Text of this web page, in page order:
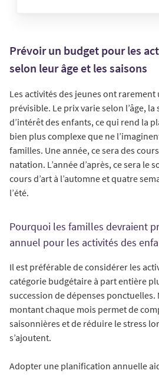
Prévoir un budget pour les
selon leur âge et les saisons
Les activités des jeunes ont rarement
prévisible. Le prix varie selon l’âge,
d’intérêt des enfants, ce qui rend la
bien plus complexe que ne
familles. Une année, ce sera des
natation. L’année d’après, ce sera le
cours d’art à l’automne et quatre
l’été.
Pourquoi les familles devraient
annuel pour les activités des
Il est préférable de considérer les
catégorie budgétaire à part entière
succession de dépenses ponctuelles.
montant chaque mois permet de
saisonnières et de réduire le stress
s’ajoutent.
Adopter une planification annuelle